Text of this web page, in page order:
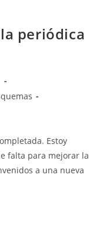
periódica
Estoy
falta para mejorar la
a una nueva